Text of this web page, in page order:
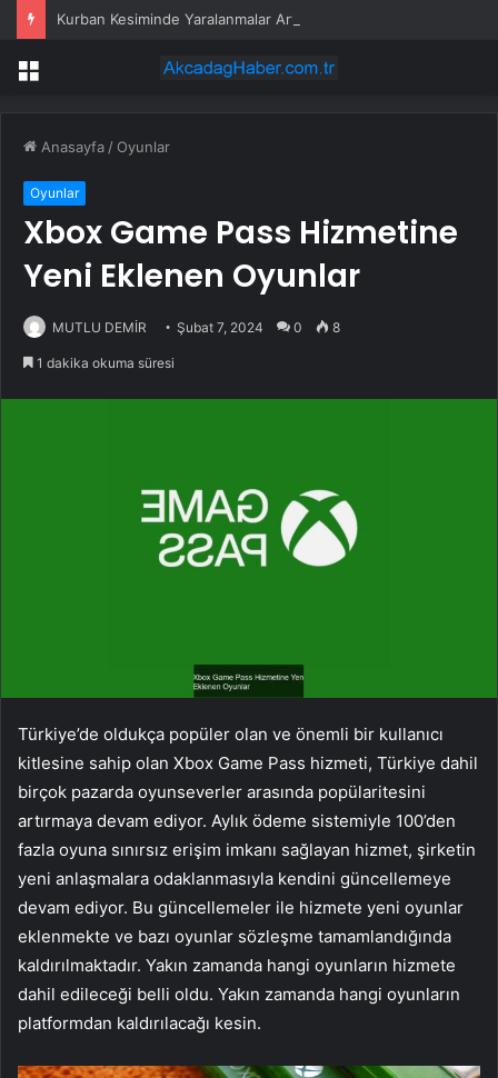
Kurban Kesiminde Yaralanmalar Artıyor
Menü
Anasayfa / Oyunlar
Oyunlar
Xbox Game Pass Hizmetine
Yeni Eklenen Oyunlar
MUTLU DEMİR Şubat 7, 2024 0 8
1 dakika okuma süresi
Türkiye’de oldukça popüler olan ve önemli bir kullanıcı
kitlesine sahip olan Xbox Game Pass hizmeti, Türkiye dahil
birçok pazarda oyunseverler arasında popülaritesini
artırmaya devam ediyor. Aylık ödeme sistemiyle 100’den
fazla oyuna sınırsız erişim imkanı sağlayan hizmet, şirketin
yeni anlaşmalara odaklanmasıyla kendini güncellemeye
devam ediyor. Bu güncellemeler ile hizmete yeni oyunlar
eklenmekte ve bazı oyunlar sözleşme tamamlandığında
kaldırılmaktadır. Yakın zamanda hangi oyunların hizmete
dahil edileceği belli oldu. Yakın zamanda hangi oyunların
platformdan kaldırılacağı kesin.